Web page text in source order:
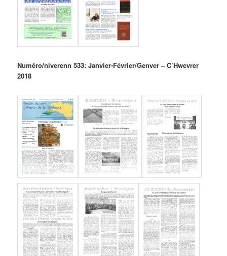
Numéro/niverenn 533: Janvier-Février/Genver – C’Hwevrer
2018